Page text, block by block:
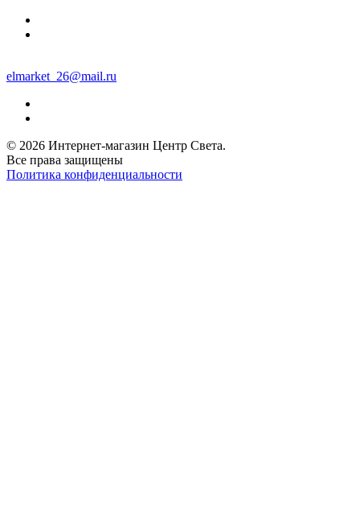
elmarket_26@mail.ru
© 2026 Интернет-магазин Центр Света.
Все права защищены
Политика конфиденциальности